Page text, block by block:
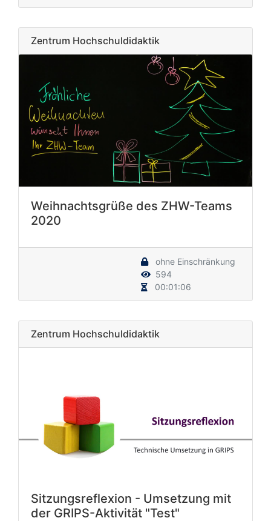
Zentrum Hochschuldidaktik
Weihnachtsgrüße des ZHW-Teams
2020
ohne Einschränkung
594
00:01:06
Zentrum Hochschuldidaktik
Sitzungsreflexion - Umsetzung mit
der GRIPS-Aktivität "Test"